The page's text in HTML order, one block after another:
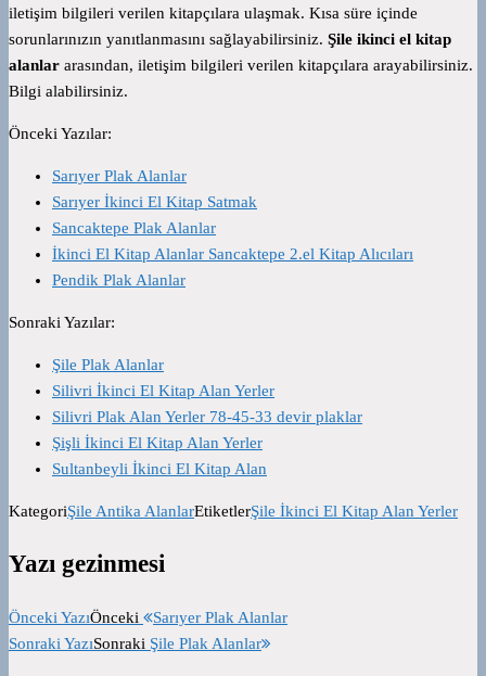
iletişim bilgileri verilen kitapçılara ulaşmak. Kısa süre içinde
sorunlarınızın yanıtlanmasını sağlayabilirsiniz. Şile ikinci el kitap
alanlar arasından, iletişim bilgileri verilen kitapçılara arayabilirsiniz.
Bilgi alabilirsiniz.
Önceki Yazılar:
Sarıyer Plak Alanlar
Sarıyer İkinci El Kitap Satmak
Sancaktepe Plak Alanlar
İkinci El Kitap Alanlar Sancaktepe 2.el Kitap Alıcıları
Pendik Plak Alanlar
Sonraki Yazılar:
Şile Plak Alanlar
Silivri İkinci El Kitap Alan Yerler
Silivri Plak Alan Yerler 78-45-33 devir plaklar
Şişli İkinci El Kitap Alan Yerler
Sultanbeyli İkinci El Kitap Alan
KategoriŞile Antika AlanlarEtiketlerŞile İkinci El Kitap Alan Yerler
Yazı gezinmesi
Önceki YazıÖnceki
Sarıyer Plak Alanlar
Sonraki YazıSonraki Şile Plak Alanlar